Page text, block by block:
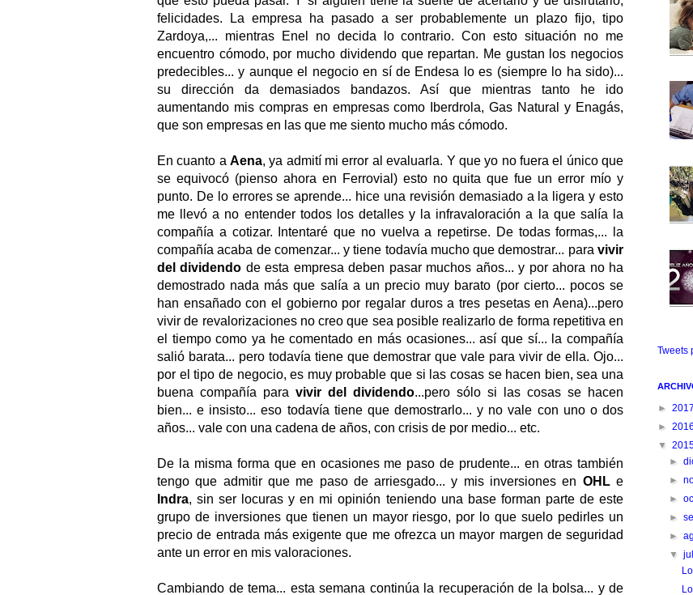
felicidades. La empresa ha pasado a ser probablemente un plazo fijo, tipo
Zardoya,... mientras Enel no decida lo contrario. Con esto situación no me
encuentro cómodo, por mucho dividendo que repartan. Me gustan los negocios
predecibles... y aunque el negocio en sí de Endesa lo es (siempre lo ha sido)...
su dirección da demasiados bandazos. Así que mientras tanto he ido
aumentando mis compras en empresas como Iberdrola, Gas Natural y Enagás,
que son empresas en las que me siento mucho más cómodo.
En cuanto aAena, ya admití mi error al evaluarla. Y que yo no fuera el único que
se equivocó (pienso ahora en Ferrovial) esto no quita que fue un error mío y
punto. De lo errores se aprende... hice una revisión demasiado a la ligera y esto
me llevó a no entender todos los detalles y la infravaloración a la que salía la
compañía a cotizar. Intentaré que no vuelva a repetirse. De todas formas,... la
compañía acaba de comenzar... y tiene todavía mucho que demostrar... para vivir
del dividendo de esta empresa deben pasar muchos años... y por ahora no ha
demostrado nada más que salía a un precio muy barato (por cierto... pocos se
han ensañado con el gobierno por regalar duros a tres pesetas en Aena)...pero
vivir de revalorizaciones no creo que sea posible realizarlo de forma repetitiva en
el tiempo como ya he comentado en más ocasiones... así que sí... la compañía
salió barata... pero todavía tiene que demostrar que vale para vivir de ella. Ojo...
por el tipo de negocio, es muy probable que si las cosas se hacen bien, sea una
buena compañía para vivir del dividendo...pero sólo si las cosas se hacen
bien... e insisto... eso todavía tiene que demostrarlo... y no vale con uno o dos
años... vale con una cadena de años, con crisis de por medio... etc.
De la misma forma que en ocasiones me paso de prudente... en otras también
tengo que admitir que me paso de arriesgado... y mis inversiones en OHLe
Indra, sin ser locuras y en mi opinión teniendo una base forman parte de este
grupo de inversiones que tienen un mayor riesgo, por lo que suelo pedirles un
precio de entrada más exigente que me ofrezca un mayor margen de seguridad
ante un error en mis valoraciones.
Cambiando de tema... esta semana continúa la recuperación de la bolsa... y de
Tweets
► 2017
► 2016
▼
►
►
►
►
►
▼